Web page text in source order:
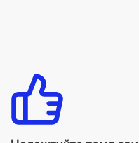
Налаштуйте темп
Вам набридло слухати
пропустити жодних